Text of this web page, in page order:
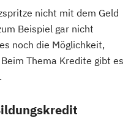
nicht mit dem Geld
Beispiel gar nicht
noch die Möglichkeit,
Thema Kredite gibt es